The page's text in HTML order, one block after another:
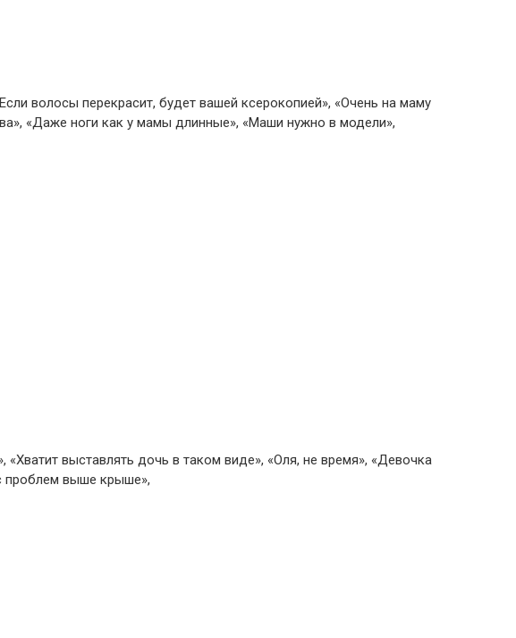
волосы перекрасит, будет вашей ксерокопией», «Очень на маму
«Даже ноги как у мамы длинные», «Маши нужно в модели»,
«Хватит выставлять дочь в таком виде», «Оля, не время», «Девочка
проблем выше крыше»,